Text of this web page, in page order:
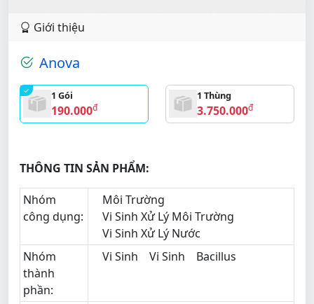
Giới thiệu
Anova
1 Gói
190.000đ
1 Thùng
3.750.000đ
THÔNG TIN SẢN PHẨM:
Nhóm
công dụng:
Môi Trường
Vi Sinh Xử Lý Môi Trường
Vi Sinh Xử Lý Nước
Nhóm
thành
phần:
Vi Sinh Vi Sinh Bacillus